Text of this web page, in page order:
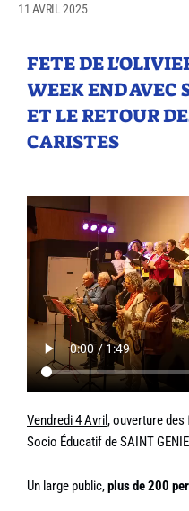
11 AVRIL 2025
FETE DE
WEEK END AVEC
ET LE RETOUR
CARISTES
Vendredi 4 Avril, ouverture
Socio Éducatif de SAINT
Un large public,plus de 200